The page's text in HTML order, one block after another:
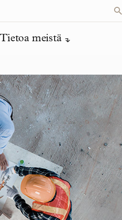
Tietoa meistä